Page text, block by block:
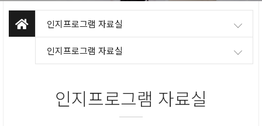
인지프로그램 자료실
인지프로그램 자료실
인지프로그램 자료실